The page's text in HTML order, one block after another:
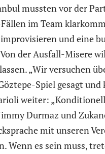
mussten vor der
im Team
und eine
der Ausfall-Misere
„Wir versuchen
Spiel gesagt
weiter:
Durmaz und
mit unseren
Wenn es sein muss,